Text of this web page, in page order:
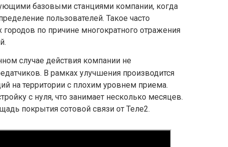
базовыми станциями компании, когда
пользователей. Такое часто
по причине многократного отражения
случае действия компании не
В рамках улучшения производится
на территории с плохим уровнем приема.
с нуля, что занимает несколько месяцев.
покрытия сотовой связи от Теле2.